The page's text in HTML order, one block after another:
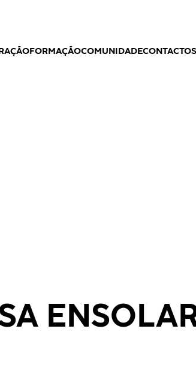
FORMAÇÃOCOMUNIDADECONTACTOS